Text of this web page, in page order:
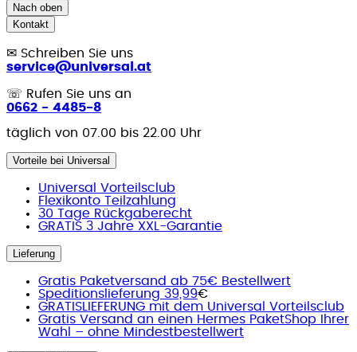
Nach oben
Kontakt
✉ Schreiben Sie uns
service@universal.at
☏ Rufen Sie uns an
0662 - 4485-8
täglich von 07.00 bis 22.00 Uhr
Vorteile bei Universal
Universal Vorteilsclub
Flexikonto Teilzahlung
30 Tage Rückgaberecht
GRATIS 3 Jahre XXL-Garantie
Lieferung
Gratis Paketversand ab 75€ Bestellwert
Speditionslieferung 39,99€
GRATISLIEFERUNG mit dem Universal Vorteilsclub
Gratis Versand an einen Hermes PaketShop Ihrer
Wahl – ohne Mindestbestellwert